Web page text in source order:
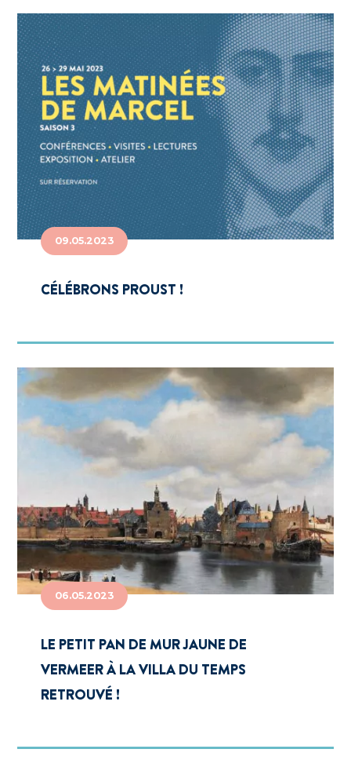
09.05.2023
CÉLÉBRONS PROUST !
06.05.2023
LE PETIT PAN DE MUR JAUNE DE
VERMEER À LA VILLA DU TEMPS
RETROUVÉ !